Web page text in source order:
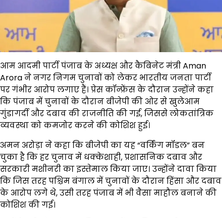
आम आदमी पार्टी पंजाब के अध्यक्ष और कैबिनेट मंत्रीAman
Aroraने नगर निगम चुनावों को लेकर भारतीय जनता पार्टी
पर गंभीर आरोप लगाए हैं। प्रेस कॉन्फ्रेंस के दौरान उन्होंने कहा
कि पंजाब में चुनावों के दौरान बीजेपी की ओर से खुलेआम
गुंडागर्दी और दबाव की राजनीति की गई, जिससे लोकतांत्रिक
व्यवस्था को कमजोर करने की कोशिश हुई।
अमन अरोड़ा ने कहा कि बीजेपी का यह “वर्किंग मॉडल” बन
चुका है कि हर चुनाव में धक्केशाही, प्रशासनिक दबाव और
सरकारी मशीनरी का इस्तेमाल किया जाए। उन्होंने दावा किया
कि जिस तरह पश्चिम बंगाल में चुनावों के दौरान हिंसा और दबाव
के आरोप लगे थे, उसी तरह पंजाब में भी वैसा माहौल बनाने की
कोशिश की गई।